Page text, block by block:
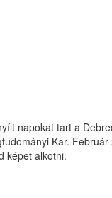
napokat tart a
Kar.
képet alkotni.